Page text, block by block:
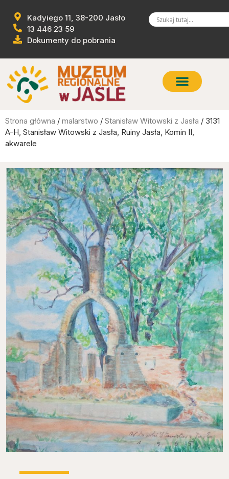
Kadyiego 11, 38-200 Jasło
13 446 23 59
Dokumenty do pobrania
Strona główna / malarstwo / Stanisław Witowski z Jasła / 3131
A-H, Stanisław Witowski z Jasła, Ruiny Jasła, Komin II,
akwarele